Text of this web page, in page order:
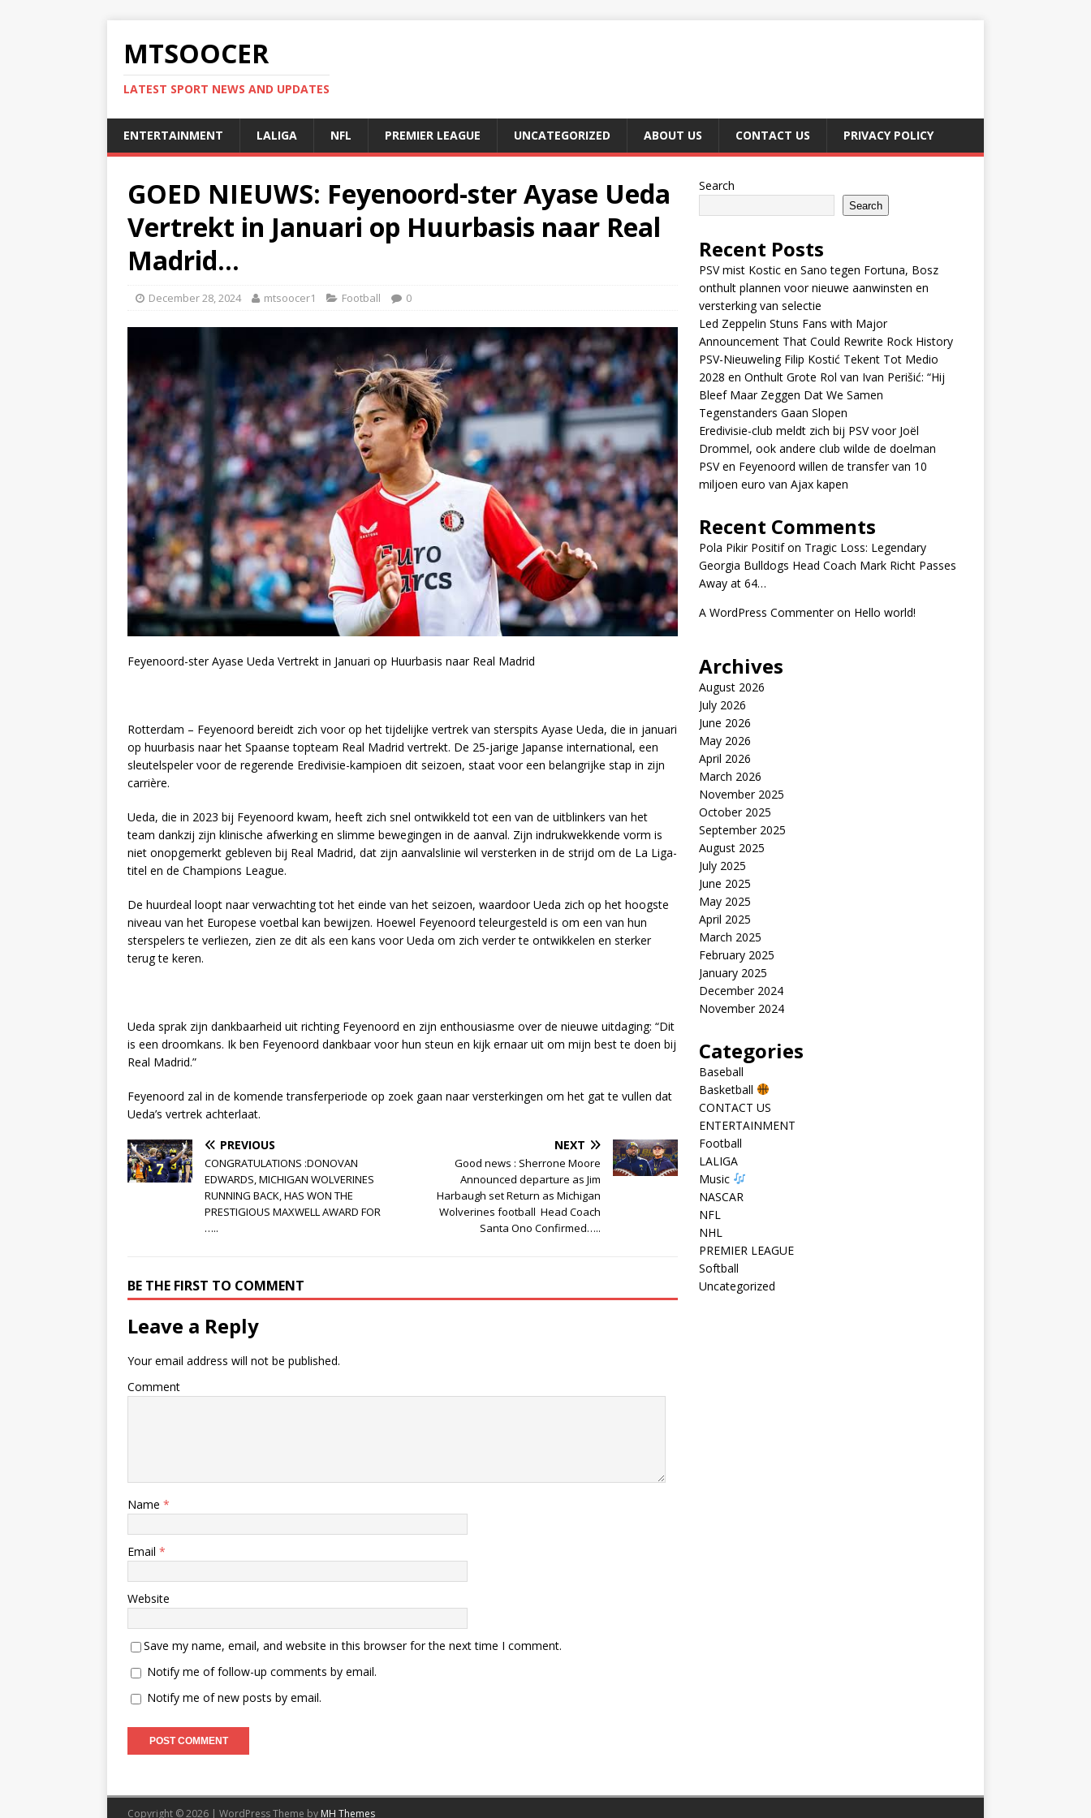
MTSOOCER
LATEST SPORT NEWS AND UPDATES
ENTERTAINMENT LALIGA NFL PREMIER LEAGUE UNCATEGORIZED ABOUT US CONTACT US PRIVACY POLICY
GOED NIEUWS: Feyenoord-ster Ayase Ueda
Vertrekt in Januari op Huurbasis naar Real
Madrid…
December 28, 2024 mtsoocer1 Football 0
Feyenoord-ster Ayase Ueda Vertrekt in Januari op Huurbasis naar Real Madrid
Rotterdam – Feyenoord bereidt zich voor op het tijdelijke vertrek van sterspits Ayase Ueda, die in januari
op huurbasis naar het Spaanse topteam Real Madrid vertrekt. De 25-jarige Japanse international, een
sleutelspeler voor de regerende Eredivisie-kampioen dit seizoen, staat voor een belangrijke stap in zijn
carrière.
Ueda, die in 2023 bij Feyenoord kwam, heeft zich snel ontwikkeld tot een van de uitblinkers van het
team dankzij zijn klinische afwerking en slimme bewegingen in de aanval. Zijn indrukwekkende vorm is
niet onopgemerkt gebleven bij Real Madrid, dat zijn aanvalslinie wil versterken in de strijd om de La Liga-
titel en de Champions League.
De huurdeal loopt naar verwachting tot het einde van het seizoen, waardoor Ueda zich op het hoogste
niveau van het Europese voetbal kan bewijzen. Hoewel Feyenoord teleurgesteld is om een van hun
sterspelers te verliezen, zien ze dit als een kans voor Ueda om zich verder te ontwikkelen en sterker
terug te keren.
Ueda sprak zijn dankbaarheid uit richting Feyenoord en zijn enthousiasme over de nieuwe uitdaging: “Dit
is een droomkans. Ik ben Feyenoord dankbaar voor hun steun en kijk ernaar uit om mijn best te doen bij
Real Madrid.”
Feyenoord zal in de komende transferperiode op zoek gaan naar versterkingen om het gat te vullen dat
Ueda’s vertrek achterlaat.
PREVIOUS
CONGRATULATIONS :DONOVAN
EDWARDS, MICHIGAN WOLVERINES
RUNNING BACK, HAS WON THE
PRESTIGIOUS MAXWELL AWARD FOR
…..
NEXT
Good news : Sherrone Moore
Announced departure as Jim
Harbaugh set Return as Michigan
Wolverines football Head Coach
Santa Ono Confirmed…..
BE THE FIRST TO COMMENT
Leave a Reply
Your email address will not be published.
Comment
Name *
Email *
Website
Save my name, email, and website in this browser for the next time I comment.
Notify me of follow-up comments by email.
Notify me of new posts by email.
Search
Search
Recent Posts
PSV mist Kostic en Sano tegen Fortuna, Bosz
onthult plannen voor nieuwe aanwinsten en
versterking van selectie
Led Zeppelin Stuns Fans with Major
Announcement That Could Rewrite Rock History
PSV-Nieuweling Filip Kostić Tekent Tot Medio
2028 en Onthult Grote Rol van Ivan Perišić: “Hij
Bleef Maar Zeggen Dat We Samen
Tegenstanders Gaan Slopen
Eredivisie-club meldt zich bij PSV voor Joël
Drommel, ook andere club wilde de doelman
PSV en Feyenoord willen de transfer van 10
miljoen euro van Ajax kapen
Recent Comments
Pola Pikir Positifon Tragic Loss: Legendary
Georgia Bulldogs Head Coach Mark Richt Passes
Away at 64…
A WordPress Commenteron Hello world!
Archives
August 2026
July 2026
June 2026
May 2026
April 2026
March 2026
November 2025
October 2025
September 2025
August 2025
July 2025
June 2025
May 2025
April 2025
March 2025
February 2025
January 2025
December 2024
November 2024
Categories
Baseball
Basketball
CONTACT US
ENTERTAINMENT
Football
LALIGA
Music
NASCAR
NFL
NHL
PREMIER LEAGUE
Softball
Uncategorized
Copyright © 2026 | WordPress Theme by MH Themes